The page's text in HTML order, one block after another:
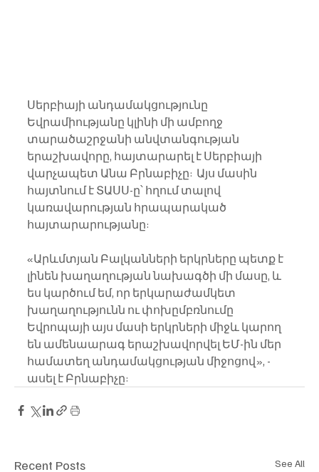
Սերբիայի անդամակցությունը
Եվրամիությանը կլինի մի ամբողջ
տարածաշրջանի անվտանգության
երաշխավորը, հայտարարել է Սերբիայի
վարչապետ Անա Բրնաբիչը:  Այս մասին
հայտնում է ՏԱՍՍ-ը՝ հղում տալով
կառավարության հրապարակած
հայտարարությանը:
«Արևմտյան Բալկանների երկրները պետք է
լինեն խաղաղության նախագծի մի մասը, և
ես կարծում եմ, որ երկարաժամկետ
խաղաղությունն ու փոխըմբռնումը
Եվրոպայի այս մասի երկրների միջև կարող
են ամենաարագ երաշխավորվել ԵՄ-ին մեր
համատեղ անդամակցության միջոցով», -
ասել է Բրնաբիչը:
Recent Posts See All